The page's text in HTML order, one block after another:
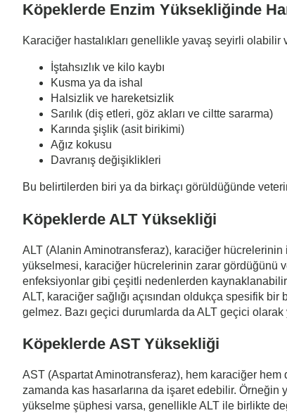
Köpeklerde Enzim Yüksekliğinde
Karaciğer hastalıkları genellikle yavaş seyirli
İştahsızlık ve kilo kaybı
Kusma ya da ishal
Halsizlik ve hareketsizlik
Sarılık (diş etleri, göz akları ve ciltte sararma)
Karında şişlik (asit birikimi)
Ağız kokusu
Davranış değişiklikleri
Bu belirtilerden biri ya da birkaçı görüldüğünde
Köpeklerde ALT Yüksekliği
ALT (Alanin Aminotransferaz), karaciğer
yükselmesi, karaciğer hücrelerinin zarar gördüğünü
enfeksiyonlar gibi çeşitli nedenlerden
ALT, karaciğer sağlığı açısından oldukça spesifik
gelmez. Bazı geçici durumlarda da ALT geçici
Köpeklerde AST Yüksekliği
AST (Aspartat Aminotransferaz), hem karaciğer
zamanda kas hasarlarına da işaret edebilir. Örneğin
yükselme şüphesi varsa, genellikle ALT ile birlikte